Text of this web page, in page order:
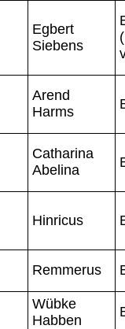
Egbert
Siebens
Arend
Harms
Catharina
Abelina
Hinricus
Remmerus
Wübke
Habben